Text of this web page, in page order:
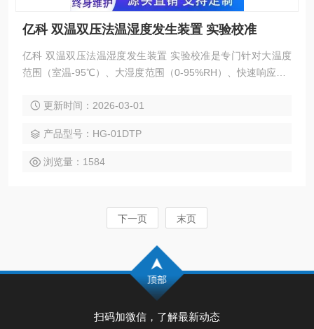
亿科 双温双压法温湿度发生装置 实验校准
亿科 双温双压法温湿度发生装置 实验校准是专门针对大温度
范围（室温-95℃）、大湿度范围（0-95%RH）、快速响应（1
生器。它采用双温双压来发生湿度，但是在饱和器、分流控制
更新时间：2026-03-01
产品型号：HG-01DTP
浏览量：1584
下一页 末页
扫码加微信，了解最新动态